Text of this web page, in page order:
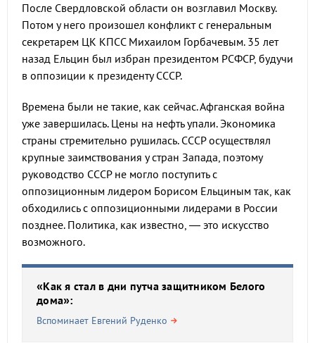
После Свердловской области он возглавил Москву.
Потом у него произошел конфликт с генеральным
секретарем ЦК КПСС Михаилом Горбачевым. 35 лет
назад Ельцин был избран президентом РСФСР, будучи
в оппозиции к президенту СССР.
Времена были не такие, как сейчас. Афганская война
уже завершилась. Цены на нефть упали. Экономика
страны стремительно рушилась. СССР осуществлял
крупные заимствования у стран Запада, поэтому
руководство СССР не могло поступить с
оппозиционным лидером Борисом Ельциным так, как
обходились с оппозиционными лидерами в России
позднее. Политика, как известно, — это искусство
возможного.
«Как я стал в дни путча защитником Белого
дома»:
Вспоминает Евгений Руденко